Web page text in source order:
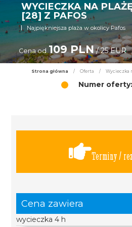
WYCIECZKA NA
[28] Z PAFOS
Najpiękniejsza plaża w okolicy Pafos
Cena od 109 PLN/ 25 EUR
Strona główna / Oferta / Wycieczka
Numer oferty:
Terminy /
Cena zawiera
wycieczka 4 h